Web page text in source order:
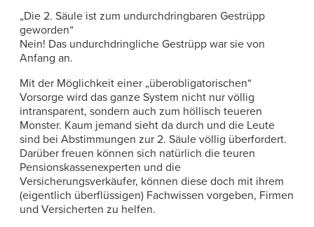
„Die 2. Säule ist zum undurchdringbaren Gestrüpp
geworden“
Nein! Das undurchdringliche Gestrüpp war sie von
Anfang an.
Mit der Möglichkeit einer „überobligatorischen“
Vorsorge wird das ganze System nicht nur völlig
intransparent, sondern auch zum höllisch teueren
Monster. Kaum jemand sieht da durch und die Leute
sind bei Abstimmungen zur 2. Säule völlig überfordert.
Darüber freuen können sich natürlich die teuren
Pensionskassenexperten und die
Versicherungsverkäufer, können diese doch mit ihrem
(eigentlich überflüssigen) Fachwissen vorgeben, Firmen
und Versicherten zu helfen.